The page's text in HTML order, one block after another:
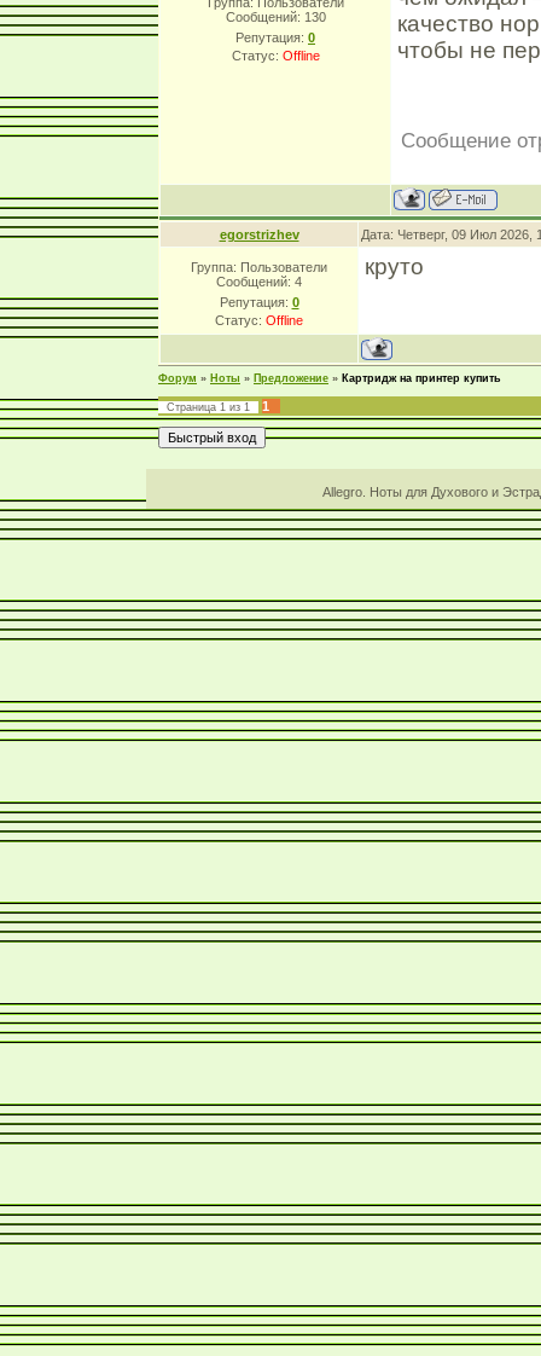
Сообщений: 130
Репутация: 0
Статус: Offline
качество
чтобы не
Сообщение
egorstrizhev Дата: Четверг, 09 Июл
Группа: Пользователи
Сообщений: 4
Репутация: 0
Статус: Offline
круто
Форум » Ноты » Предложение » Картридж на принтер купить
Страница 1 из 1 1
Allegro. Ноты для Духового и